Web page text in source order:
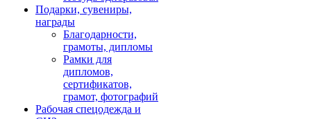
Подарки, сувениры,
награды
Благодарности,
грамоты, дипломы
Рамки для
дипломов,
сертификатов,
грамот, фотографий
Рабочая спецодежда и